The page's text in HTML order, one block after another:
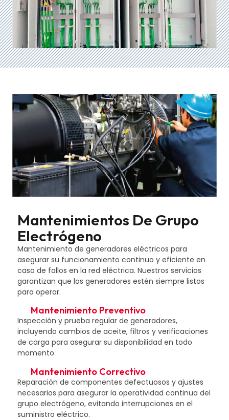
Mantenimientos De Grupo
Electrógeno
Mantenimiento de generadores eléctricos para
asegurar su funcionamiento continuo y eficiente en
caso de fallos en la red eléctrica. Nuestros servicios
garantizan que los generadores estén siempre listos
para operar.
Mantenimiento Preventivo
Inspección y prueba regular de generadores,
incluyendo cambios de aceite, filtros y verificaciones
de carga para asegurar su disponibilidad en todo
momento.
Mantenimiento Correctivo
Reparación de componentes defectuosos y ajustes
necesarios para asegurar la operatividad continua del
grupo electrógeno, evitando interrupciones en el
suministro eléctrico.